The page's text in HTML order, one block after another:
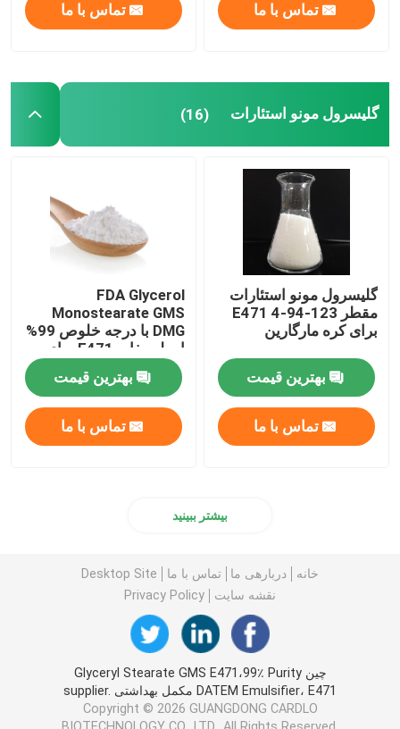
تماس با ما تماس با ما
گلیسرول مونو استئارات (16)
گلیسرول مونو استئارات
مقطر 123-94-4 E471
برای کره مارگارین
بهترین قیمت
تماس با ما
FDA Glycerol
Monostearate GMS
DMG با درجه خلوص 99%
امولسیفایر E471 برای
نانوایی
بهترین قیمت
تماس با ما
بیشتر ببینید
خانه دربارهی ما تماس با ما
Desktop Site
نقشه سایت
Privacy Policy
چین Glyceryl Stearate GMS E471،99٪ Purity
DATEM Emulsifier، E471 مکمل بهداشتی supplier.
Copyright © 2026 GUANGDONG CARDLO